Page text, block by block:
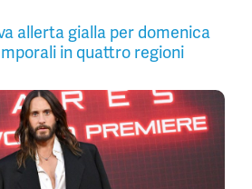
allerta gialla per domenica
in quattro regioni